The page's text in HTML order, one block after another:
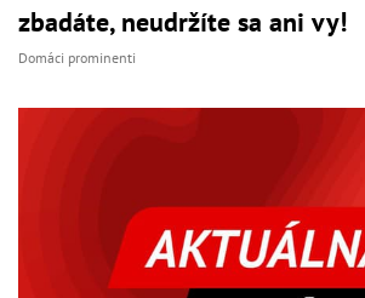
zbadáte, neudržíte sa ani vy!
Domáci prominenti